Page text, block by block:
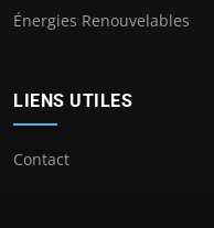
Énergies Renouvelables
LIENS UTILES
Contact